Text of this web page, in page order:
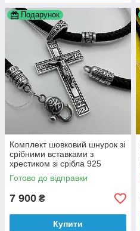
Подарунок
Комплект шовковий шнурок зі
срібними вставками з
хрестиком зі срібла 925
Готово до відправки
7 900 ₴
Купити